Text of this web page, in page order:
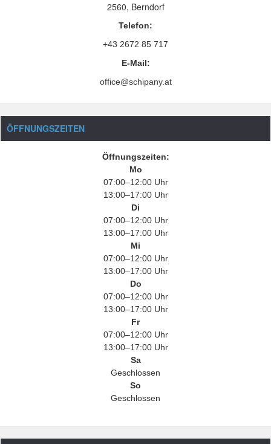
2560, Berndorf
Telefon:
+43 2672 85 717
E-Mail:
office@schipany.at
ÖFFNUNGSZEITEN
Öffnungszeiten:
Mo
07:00–12:00 Uhr
13:00–17:00 Uhr
Di
07:00–12:00 Uhr
13:00–17:00 Uhr
Mi
07:00–12:00 Uhr
13:00–17:00 Uhr
Do
07:00–12:00 Uhr
13:00–17:00 Uhr
Fr
07:00–12:00 Uhr
13:00–17:00 Uhr
Sa
Geschlossen
So
Geschlossen